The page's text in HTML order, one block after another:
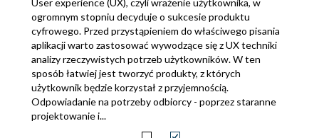
User experience (UX), czyli wrażenie użytkownika, w
ogromnym stopniu decyduje o sukcesie produktu
cyfrowego. Przed przystąpieniem do właściwego pisania
aplikacji warto zastosować wywodzące się z UX techniki
analizy rzeczywistych potrzeb użytkowników. W ten
sposób łatwiej jest tworzyć produkty, z których
użytkownik będzie korzystał z przyjemnością.
Odpowiadanie na potrzeby odbiorcy - poprzez staranne
projektowanie i...